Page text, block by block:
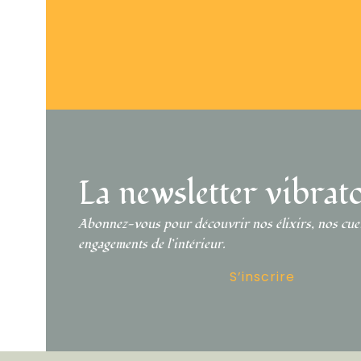
La newsletter
Abonnez-vous pour découvrir nos élixirs, nos
engagements de l’intérieur.
S’inscrire